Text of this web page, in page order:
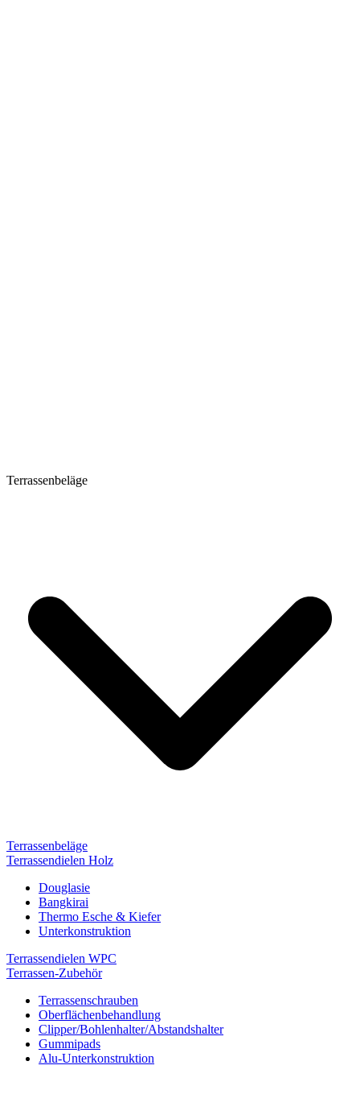
Terrassenbeläge
Terrassenbeläge
Terrassendielen Holz
Douglasie
Bangkirai
Thermo Esche & Kiefer
Unterkonstruktion
Terrassendielen WPC
Terrassen-Zubehör
Terrassenschrauben
Oberflächenbehandlung
Clipper/Bohlenhalter/Abstandshalter
Gummipads
Alu-Unterkonstruktion